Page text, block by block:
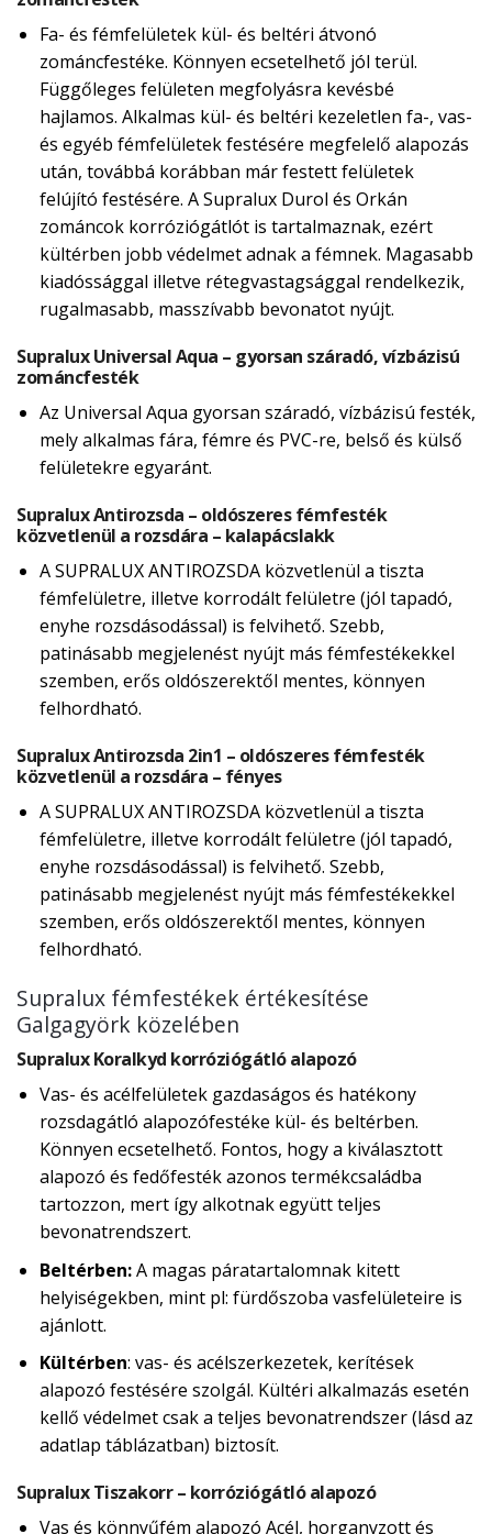
Fa- és fémfelületek kül- és beltéri átvonó
zománcfestéke. Könnyen ecsetelhető jól terül.
Függőleges felületen megfolyásra kevésbé
hajlamos. Alkalmas kül- és beltéri kezeletlen fa-, vas-
és egyéb fémfelületek festésére megfelelő alapozás
után, továbbá korábban már festett felületek
felújító festésére. A Supralux Durol és Orkán
zománcok korróziógátlót is tartalmaznak, ezért
kültérben jobb védelmet adnak a fémnek. Magasabb
kiadóssággal illetve rétegvastagsággal rendelkezik,
rugalmasabb, masszívabb bevonatot nyújt.
Supralux Universal Aqua – gyorsan száradó, vízbázisú
zománcfesték
Az Universal Aqua gyorsan száradó, vízbázisú festék,
mely alkalmas fára, fémre és PVC-re, belső és külső
felületekre egyaránt.
Supralux Antirozsda – oldószeres fémfesték
közvetlenül a rozsdára – kalapácslakk
A SUPRALUX ANTIROZSDA közvetlenül a tiszta
fémfelületre, illetve korrodált felületre (jól tapadó,
enyhe rozsdásodással) is felvihető. Szebb,
patinásabb megjelenést nyújt más fémfestékekkel
szemben, erős oldószerektől mentes, könnyen
felhordható.
Supralux Antirozsda 2in1 – oldószeres fémfesték
közvetlenül a rozsdára – fényes
A SUPRALUX ANTIROZSDA közvetlenül a tiszta
fémfelületre, illetve korrodált felületre (jól tapadó,
enyhe rozsdásodással) is felvihető. Szebb,
patinásabb megjelenést nyújt más fémfestékekkel
szemben, erős oldószerektől mentes, könnyen
felhordható.
Supralux fémfestékek értékesítése
Galgagyörk közelében
Supralux Koralkyd korróziógátló alapozó
Vas- és acélfelületek gazdaságos és hatékony
rozsdagátló alapozófestéke kül- és beltérben.
Könnyen ecsetelhető. Fontos, hogy a kiválasztott
alapozó és fedőfesték azonos termékcsaládba
tartozzon, mert így alkotnak együtt teljes
bevonatrendszert.
Beltérben:A magas páratartalomnak kitett
helyiségekben, mint pl: fürdőszoba vasfelületeire is
ajánlott.
Kültérben: vas- és acélszerkezetek, kerítések
alapozó festésére szolgál. Kültéri alkalmazás esetén
kellő védelmet csak a teljes bevonatrendszer (lásd az
adatlap táblázatban) biztosít.
Supralux Tiszakorr – korróziógátló alapozó
Vas és könnyűfém alapozó Acél, horganyzott és